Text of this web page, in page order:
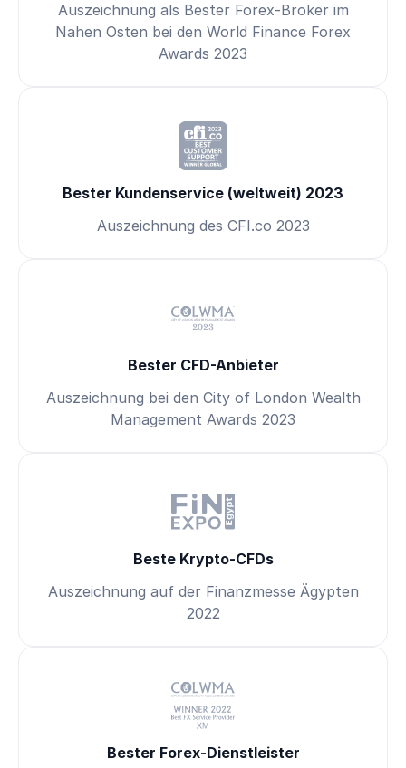
Auszeichnung als Bester Forex-Broker im
Nahen Osten bei den World Finance Forex
Awards 2023
Bester Kundenservice (weltweit) 2023
Auszeichnung des CFI.co 2023
Bester CFD-Anbieter
Auszeichnung bei den City of London Wealth
Management Awards 2023
Beste Krypto-CFDs
Auszeichnung auf der Finanzmesse Ägypten
2022
Bester Forex-Dienstleister